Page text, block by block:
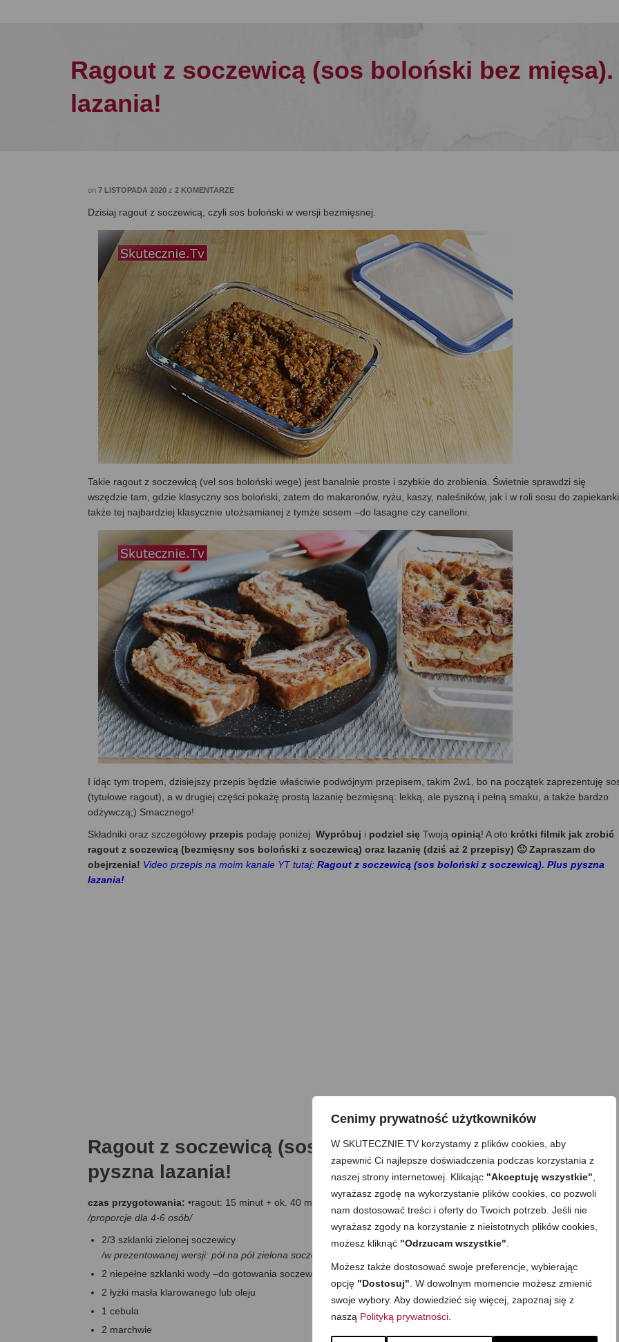
Cenimy prywatność użytkowników
W SKUTECZNIE.TV korzystamy z plików cookies, aby
zapewnić Ci najlepsze doświadczenia podczas korzystania z
naszej strony internetowej. Klikając "Akceptuję wszystkie"
wyrażasz zgodę na wykorzystanie plików cookies, co pozwoli
nam dostosować treści i oferty do Twoich potrzeb. Jeśli nie
wyrażasz zgody na korzystanie z nieistotnych plików cookies,
możesz kliknąć "Odrzucam wszystkie"
Możesz także dostosować swoje preferencje, wybierając
opcję "Dostosuj" . W dowolnym momencie możesz zmienić
swoje wybory. Aby dowiedzieć się więcej, zapoznaj się z
naszą Polityką prywatności
Ragout z soczewicą (sos boloński bez
lazania!
on 7 LISTOPADA 2020 z 2 KOMENTARZE
Dzisiaj ragout z soczewicą, czyli sos boloński w wersji bezmięsnej.
Takie ragout z soczewicą (vel sos boloński wege) jest banalnie proste i szybkie do zrobienia. Świetnie sprawdzi się
wszędzie tam, gdzie klasyczny sos boloński, zatem do makaronów, ryżu, kaszy, naleśników, jak i w roli sosu do
także tej najbardziej klasycznie utożsamianej z tymże sosem –do lasagne czy canelloni.
I idąc tym tropem, dzisiejszy przepis będzie właściwie podwójnym przepisem, takim 2w1, bo na początek zaprezentuję
(tytułowe ragout), a w drugiej części pokażę prostą lazanię bezmięsną: lekką, ale pyszną i pełną smaku, a także bardzo
odżywczą;) Smacznego!
Składniki oraz szczegółowy przepis podaję poniżej. Wypróbuj i podziel się Twoją opinią! A oto krótki filmik jak zrobić
ragout z soczewicą (bezmięsny sos boloński z soczewicą) oraz lazanię (dziś aż 2 przepisy) 🙂 Zapraszam do
obejrzenia! Video przepis na moim kanale YT tutaj: Ragout z soczewicą (sos boloński z soczewicą). Plus pyszna
lazania!
Ragout z soczewicą (sos boloński bez mięsa). Plus
pyszna lazania!
czas przygotowania: •ragout: 15 minut + ok. 40 minut gotowania •lazania: 10 minut + ok. 40 minut pieczenia
/proporcje dla 4-6 osób/
2/3 szklanki zielonej soczewicy
/w prezentowanej wersji: pół na pół zielona soczewica z czarną soczewicą (beluga)/
2 niepełne szklanki wody –do gotowania soczewicy
2 łyżki masła klarowanego lub oleju
1 cebula
2 marchwie